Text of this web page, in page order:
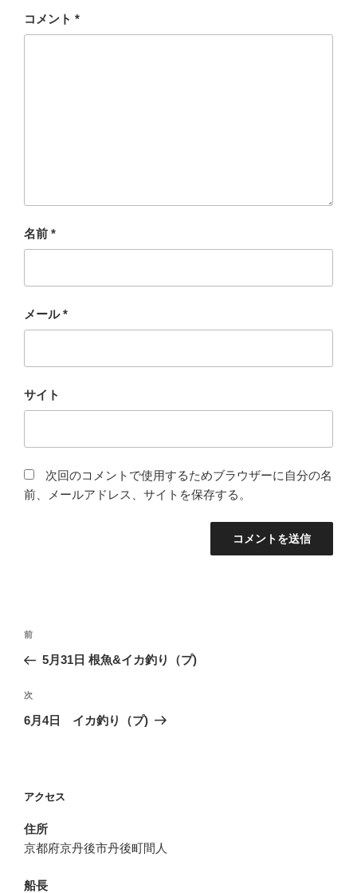
コメント *
名前 *
メール*
サイト
次回のコメントで使用するためブラウザーに自分の名
前、メールアドレス、サイトを保存する。
投
ナ
ビ
ゲ
ン
前
の
稿
前
5月31日 根魚&イカ釣り（プ)
次
の
次
6月4日 イカ釣り（プ)
アクセス
住所
京都府京丹後市丹後町間人
船長